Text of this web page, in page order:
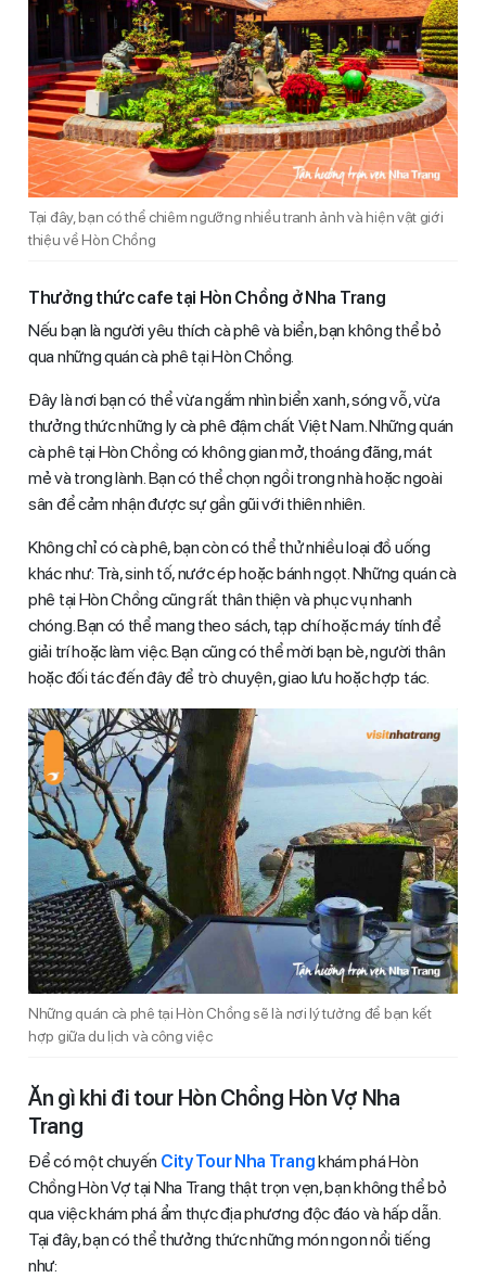
Tại đây, bạn có thể chiêm ngưỡng nhiều tranh ảnh và hiện vật giới
thiệu về Hòn Chồng
Thưởng thức cafe tại Hòn Chồng ở Nha Trang
Nếu bạn là người yêu thích cà phê và biển, bạn không thể bỏ
qua những quán cà phê tại Hòn Chồng.
Đây là nơi bạn có thể vừa ngắm nhìn biển xanh, sóng vỗ, vừa
thưởng thức những ly cà phê đậm chất Việt Nam. Những quán
cà phê tại Hòn Chồng có không gian mở, thoáng đãng, mát
mẻ và trong lành. Bạn có thể chọn ngồi trong nhà hoặc ngoài
sân để cảm nhận được sự gần gũi với thiên nhiên.
Không chỉ có cà phê, bạn còn có thể thử nhiều loại đồ uống
khác như: Trà, sinh tố, nước ép hoặc bánh ngọt. Những quán cà
phê tại Hòn Chồng cũng rất thân thiện và phục vụ nhanh
chóng. Bạn có thể mang theo sách, tạp chí hoặc máy tính để
giải trí hoặc làm việc. Bạn cũng có thể mời bạn bè, người thân
hoặc đối tác đến đây để trò chuyện, giao lưu hoặc hợp tác.
Những quán cà phê tại Hòn Chồng sẽ là nơi lý tưởng để bạn kết
hợp giữa du lịch và công việc
Ăn gì khi đi tour Hòn Chồng Hòn Vợ Nha
Trang
Để có một chuyến City Tour Nha Trangkhám phá Hòn
Chồng Hòn Vợ tại Nha Trang thật trọn vẹn, bạn không thể bỏ
qua việc khám phá ẩm thực địa phương độc đáo và hấp dẫn.
Tại đây, bạn có thể thưởng thức những món ngon nổi tiếng
như: